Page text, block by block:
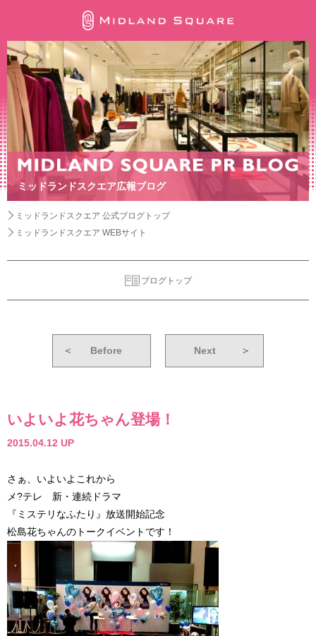
ミッドランドスクエア広報ブログ
ミッドランドスクエア 公式ブログトップ
ミッドランドスクエア WEBサイト
ブログトップ
＜ Before Next ＞
いよいよ花ちゃん登場！
2015.04.12 UP
さぁ、いよいよこれから
メ?テレ 新・連続ドラマ
『ミステリなふたり』放送開始記念
松島花ちゃんのトークイベントです！